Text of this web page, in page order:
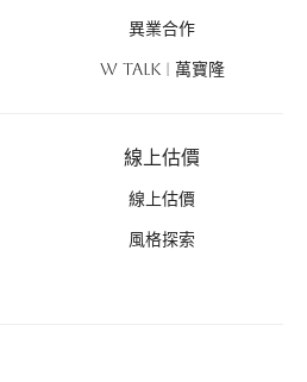
異業合作
W TALK | 萬寶隆
線上估價
線上估價
風格探索